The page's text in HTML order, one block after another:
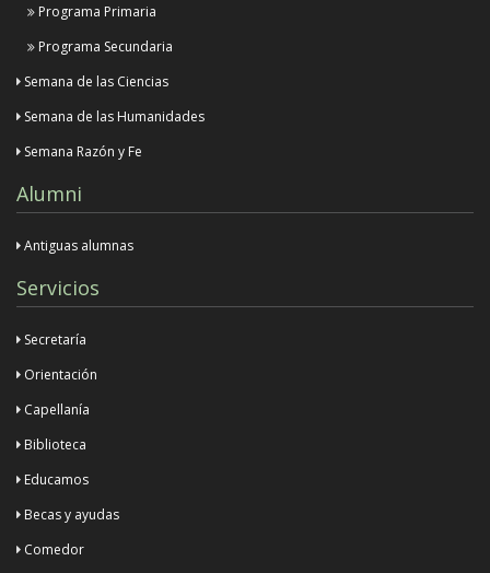
Programa Primaria
Programa Secundaria
Semana de las Ciencias
Semana de las Humanidades
Semana Razón y Fe
Alumni
Antiguas alumnas
Servicios
Secretaría
Orientación
Capellanía
Biblioteca
Educamos
Becas y ayudas
Comedor